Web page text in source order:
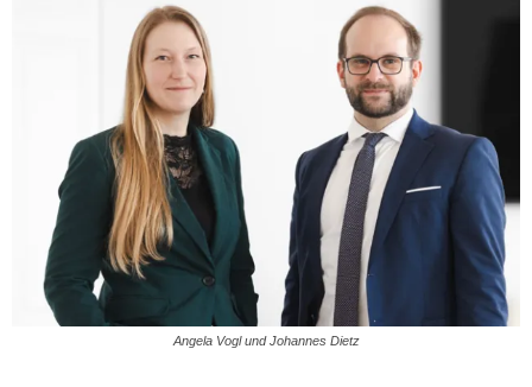
Angela Vogl und Johannes Dietz